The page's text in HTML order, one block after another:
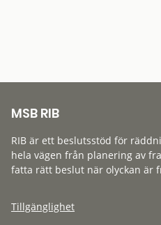
MSB RIB
RIB är ett beslutsstöd för
hela vägen från planering av
fatta rätt beslut när olyckan är
Tillgänglighet